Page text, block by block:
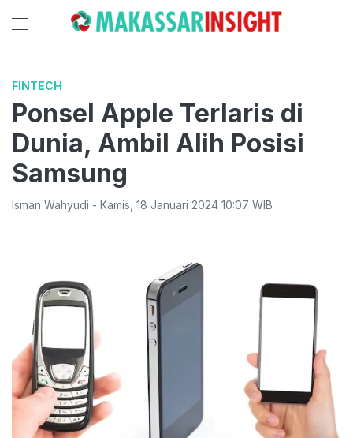
FINTECH
Ponsel Apple Terlaris di
Dunia, Ambil Alih Posisi
Samsung
Isman Wahyudi - Kamis 18 Januari 2024 10:07 WIB